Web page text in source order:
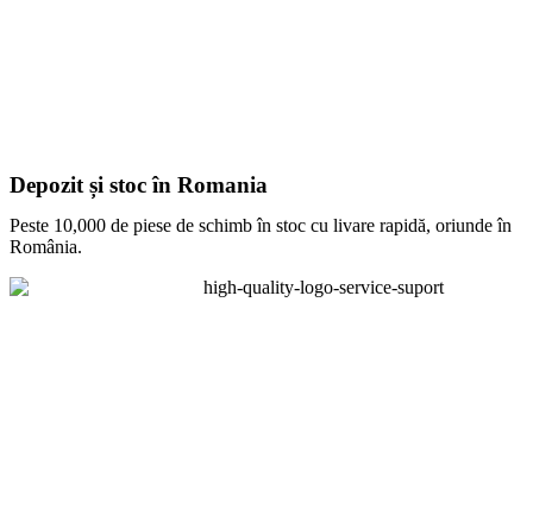
Depozit și stoc în Romania
Peste 10,000 de piese de schimb în stoc cu livare rapidă, oriunde în
România.